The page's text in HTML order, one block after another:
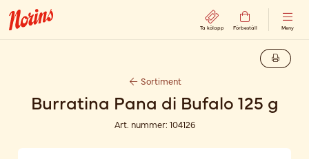
Ta kölapp Förbeställ Meny
Sortiment
Burratina Pana di Bufalo 125 g
Art. nummer: 104126